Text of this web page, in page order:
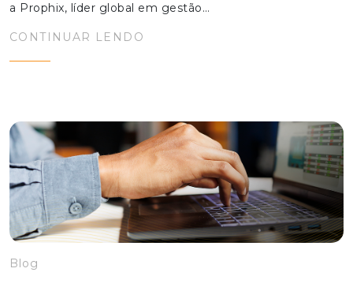
a Prophix, líder global em gestão…
CONTINUAR LENDO
Blog